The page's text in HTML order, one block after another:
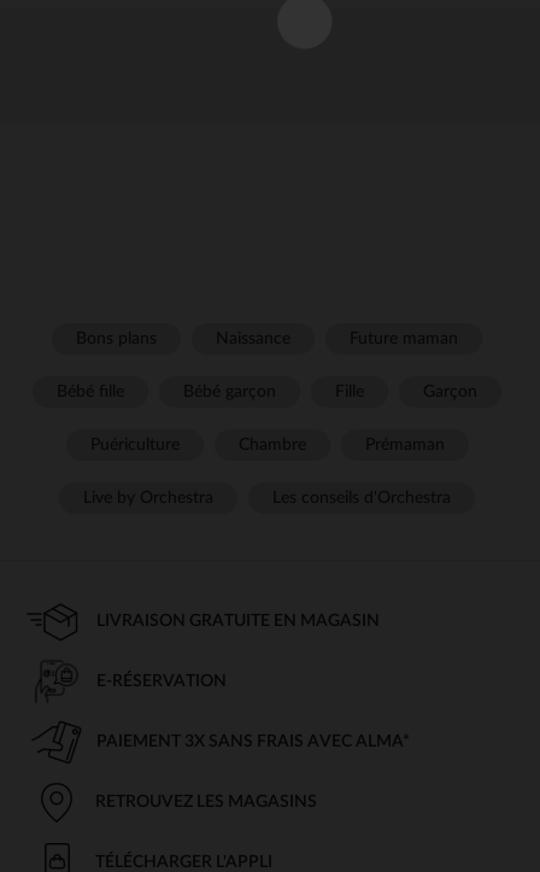
LIVRAISON GRATUITE EN MAGASIN
E-RÉSERVATION
PAIEMENT 3X SANS FRAIS AVEC ALMA*
RETROUVEZ LES MAGASINS
TÉLÉCHARGER L'APPLI